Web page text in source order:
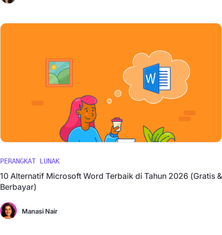
PERANGKAT LUNAK
10 Alternatif Microsoft Word Terbaik di Tahun 2026 (Gratis &
Berbayar)
Manasi Nair